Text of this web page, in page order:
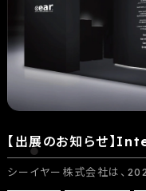
【出展のお知らせ】
シーイヤー株式会社は、